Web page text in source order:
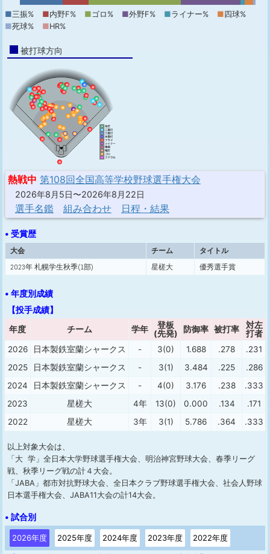
■三振% ■内野F% ■ゴロ% ■外野F% ■ライナー% ■ 四球%
■死球% ■HR%
被打球方向
熱戦中 第108回全国高等学校野球選手権大会
2026年8月5日〜2026年8月22日
選手名鑑 組み合わせ 日程・結果
• 受賞歴
大会 チーム
タイトル
2023年 札幌学生秋季(1部)
星槎大 優秀選手賞
• 年度別成績
【投手成績】
年度
チーム 学年
登板
(先発)
防御率 被打率
対左
打者
2026
日本製鉄室蘭シャークス - 3(0) 1.688 .278 .231
2025
日本製鉄室蘭シャークス - 3(1) 3.484 .225
.286
2024
日本製鉄室蘭シャークス - 4(0) 3.176 .238
.333
2023
星槎大 4年 13(0) 0.000 .134
.171
2022
星槎大 3年 3(1) 5.786 .364 .333
以上対象大会は、
「大 学」全日本大学野球選手権大会、明治神宮野球大会、春季リーグ
戦、秋季リーグ戦の計４大会。
「JABA」都市対抗野球大会、全日本クラブ野球選手権大会、社会人野球
日本選手権大会、JABA11大会の計14大会。
• 試合別
2026年度 2025年度 2024年度 2023年度 2022年度